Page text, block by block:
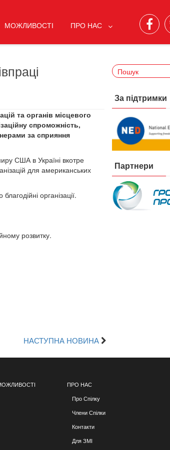
МОЖЛИВОСТІ ПРО НАС
та органів місцевого
спроможність,
за сприяння
США в Україні вкотре
для американських
організації.
розвитку.
НАСТУПНА НОВИНА
За підтримки
Партнери
ПРО НАС
Про Спілку
Члени Спілки
Контакти
Для ЗМІ